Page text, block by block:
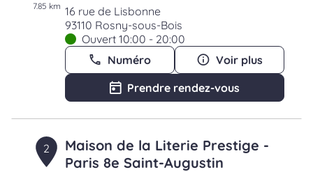
7.85 km 16 rue de Lisbonne
93110 Rosny-sous-Bois
Ouvert 10:00 - 20:00
Numéro
Voir plus
Prendre rendez-vous
2
Maison de la Literie Prestige -
Paris 8e Saint-Augustin